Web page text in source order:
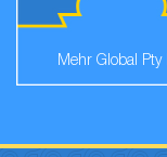
Mehr Global Pty